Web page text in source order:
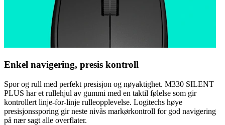
Enkel navigering, presis kontroll
Spor og rull med perfekt presisjon og nøyaktighet. M330 SILENT
PLUS har et rullehjul av gummi med en taktil følelse som gir
kontrollert linje-for-linje rulleopplevelse. Logitechs høye
presisjonssporing gir neste nivås markørkontroll for god navigering
på nær sagt alle overflater.